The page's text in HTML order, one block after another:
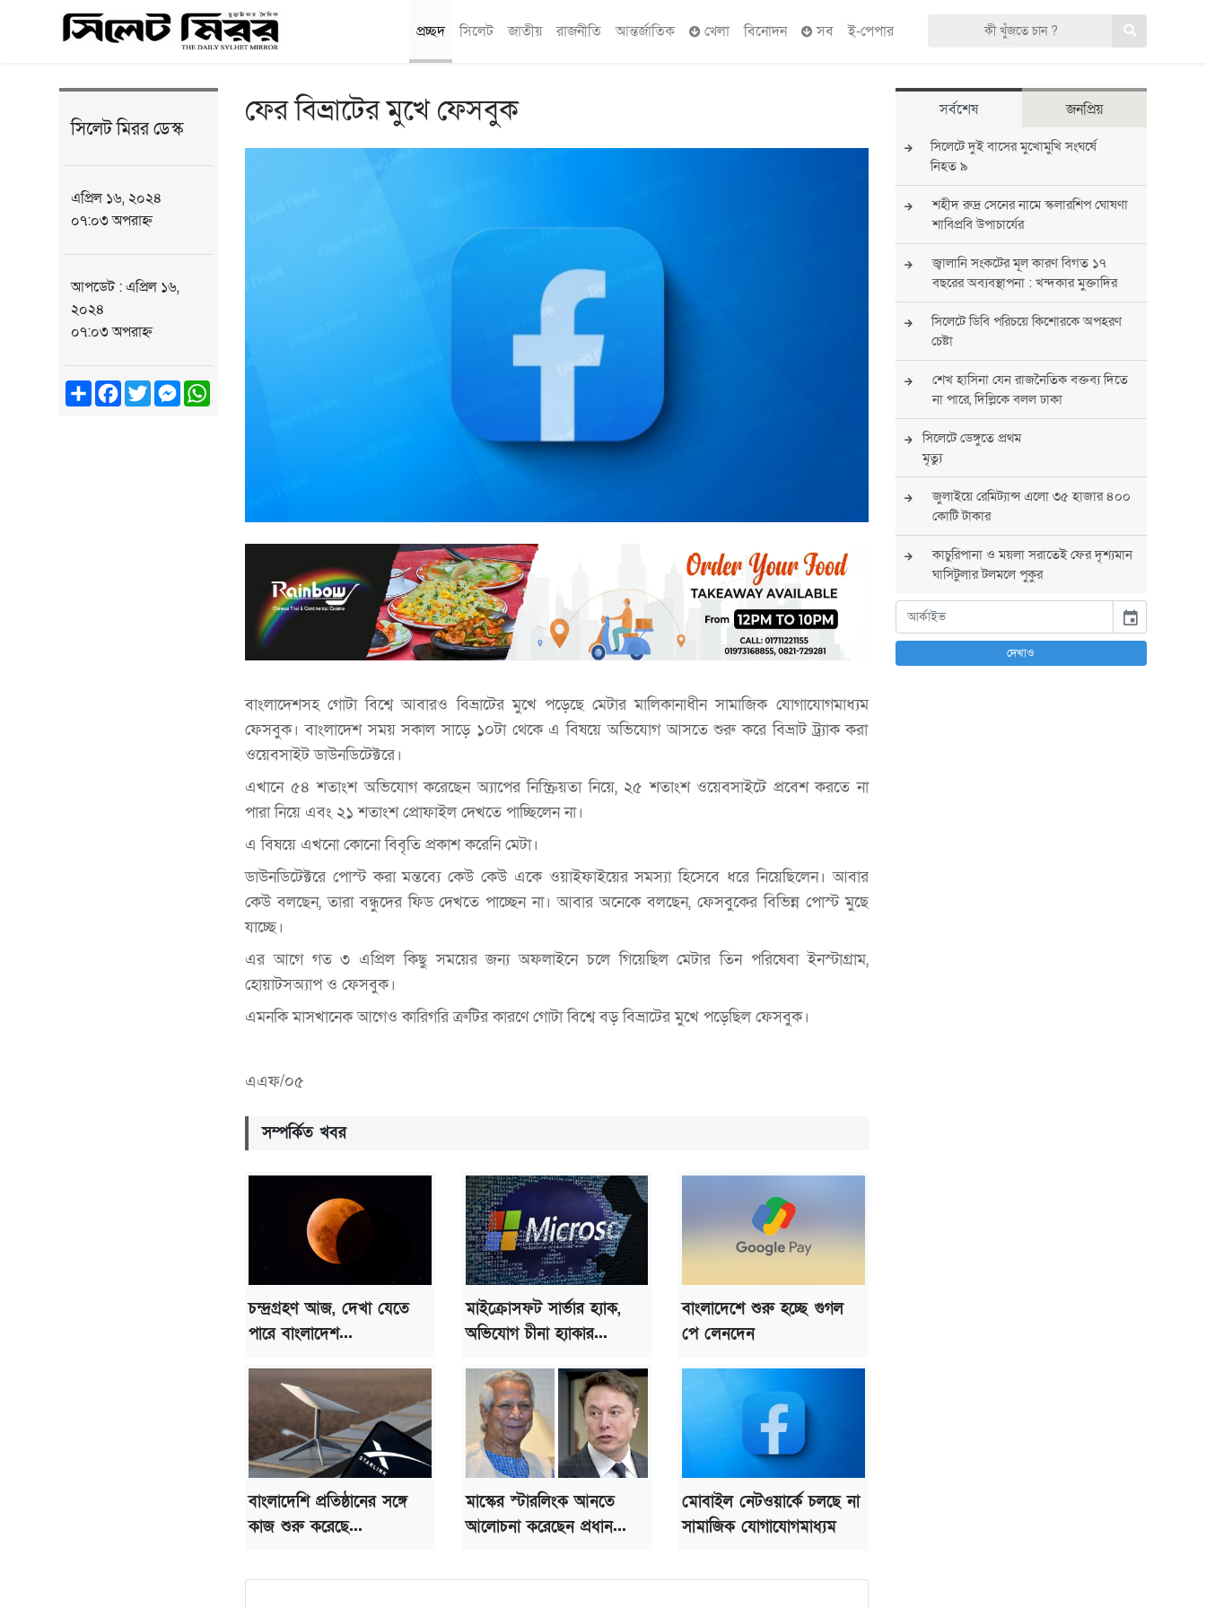
প্রচ্ছদ সিলেট জাতীয় রাজনীতি আন্তর্জাতিক খেলা বিনোদন সব ই-পেপার
সিলেট মিরর ডেস্ক
এপ্রিল ১৬, ২০২৪
০৭:০৩ অপরাহ্ন
আপডেট : এপ্রিল ১৬,
২০২৪
০৭:০৩ অপরাহ্ন
ShareFacebook
TwitterMessenger
ফের বিভ্রাটের মুখে ফেসবুক
বাংলাদেশসহ গোটা বিশ্বে আবারও বিভ্রাটের মুখে পড়েছে মেটার মালিকানাধীন সামাজিক যোগাযোগমাধ্যম
ফেসবুক। বাংলাদেশ সময় সকাল সাড়ে ১০টা থেকে এ বিষয়ে অভিযোগ আসতে শুরু করে বিভ্রাট ট্র্যাক করা
ওয়েবসাইট ডাউনডিটেক্টরে।
এখানে ৫৪ শতাংশ অভিযোগ করেছেন অ্যাপের নিস্ক্রিয়তা নিয়ে, ২৫ শতাংশ ওয়েবসাইটে প্রবেশ করতে না
পারা নিয়ে এবং ২১ শতাংশ প্রোফাইল দেখতে পাচ্ছিলেন না।
এ বিষয়ে এখনো কোনো বিবৃতি প্রকাশ করেনি মেটা।
ডাউনডিটেক্টরে পোস্ট করা মন্তব্যে কেউ কেউ একে ওয়াইফাইয়ের সমস্যা হিসেবে ধরে নিয়েছিলেন। আবার
কেউ বলছেন, তারা বন্ধুদের ফিড দেখতে পাচ্ছেন না। আবার অনেকে বলছেন, ফেসবুকের বিভিন্ন পোস্ট মুছে
যাচ্ছে।
এর আগে গত ৩ এপ্রিল কিছু সময়ের জন্য অফলাইনে চলে গিয়েছিল মেটার তিন পরিষেবা ইনস্টাগ্রাম,
হোয়াটসঅ্যাপ ও ফেসবুক।
এমনকি মাসখানেক আগেও কারিগরি ত্রুটির কারণে গোটা বিশ্বে বড় বিভ্রাটের মুখে পড়েছিল ফেসবুক।
এএফ/০৫
সম্পর্কিত খবর
চন্দ্রগ্রহণ আজ, দেখা যেতে
পারে বাংলাদেশ...
মাইক্রোসফট সার্ভার হ্যাক,
অভিযোগ চীনা হ্যাকার...
বাংলাদেশে শুরু হচ্ছে গুগল
পে লেনদেন
বাংলাদেশি প্রতিষ্ঠানের সঙ্গে
কাজ শুরু করেছে...
মাস্কের স্টারলিংক আনতে
আলোচনা করেছেন প্রধান...
মোবাইল নেটওয়ার্কে চলছে না
সামাজিক যোগাযোগমাধ্যম
সর্বশেষ জনপ্রিয়
সিলেটে দুই বাসের মুখোমুখি সংঘর্ষে
নিহত ৯
শহীদ রুদ্র সেনের নামে স্কলারশিপ ঘোষণা
শাবিপ্রবি উপাচার্যের
জ্বালানি সংকটের মূল কারণ বিগত ১৭
বছরের অব্যবস্থাপনা : খন্দকার মুক্তাদির
সিলেটে ডিবি পরিচয়ে কিশোরকে অপহরণ
চেষ্টা
শেখ হাসিনা যেন রাজনৈতিক বক্তব্য দিতে
না পারে, দিল্লিকে বলল ঢাকা
সিলেটে ডেঙ্গুতে প্রথম
মৃত্যু
জুলাইয়ে রেমিট্যান্স এলো ৩৫ হাজার ৪০০
কোটি টাকার
কাচুরিপানা ও ময়লা সরাতেই ফের দৃশ্যমান
ঘাসিটুলার টলমলে পুকুর
সারা দেশে সর্বোচ্চ সতর্কতা জারি
পুলিশের
বিএনপির রাষ্ট্রপতি প্রার্থী চূড়ান্ত করবেন
event
দেখাও